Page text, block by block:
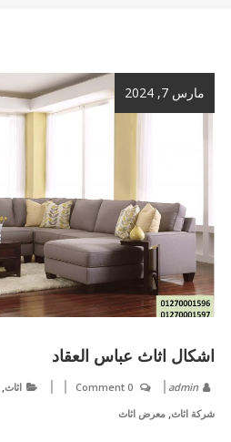
مارس 7, 2024
اشكال اثاث عباس العقاد
admin
0 Comment اثاث,
شركة اثاث, معرض اثاث